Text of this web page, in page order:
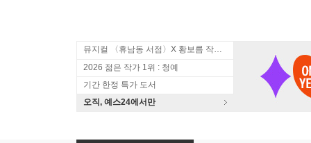
뮤지컬 〈휴남동 서점〉X 황보름 작가 북토크
2026 젊은 작가 1위 : 청예
기간 한정 특가 도서
오직, 예스24에서만